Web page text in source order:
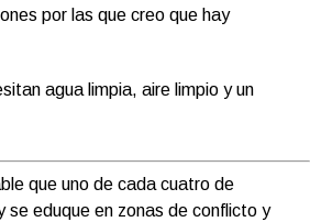
por las que creo que hay
agua limpia, aire limpio y un
que uno de cada cuatro de
se eduque en zonas de conflicto y